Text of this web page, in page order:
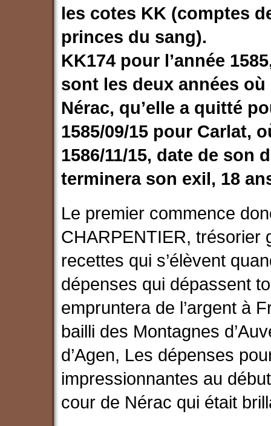
les cotes KK (comptes
princes du sang).
KK174 pour l’année
sont les deux années
Nérac, qu’elle a quitté
1585/09/15 pour Carlat,
1586/11/15, date de son
terminera son exil, 18
Le premier commence
CHARPENTIER, trésorier
recettes qui s’élèvent
dépenses qui dépassent
empruntera de l’argent à
bailli des Montagnes
d’Agen, Les dépenses
impressionnantes au
cour de Nérac qui était